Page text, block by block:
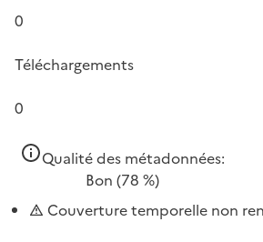
0
Téléchargements
0
Qualité des métadonnées:
Bon (78 %)
Couverture temporelle non